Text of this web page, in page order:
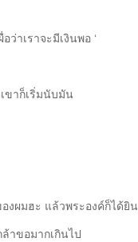
าเราจะมีเงินพอ ‘
ขาก็เริ่มนับมัน
งผมฮะ แล้วพระองค์ก็ได้ยิน
าขอมากเกินไป